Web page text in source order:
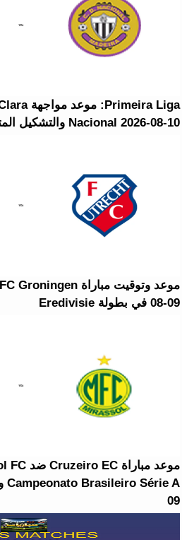
Nacional 2026-08-10 والتشكيل المتوقع
08-09 في بطولة Eredivisie
09